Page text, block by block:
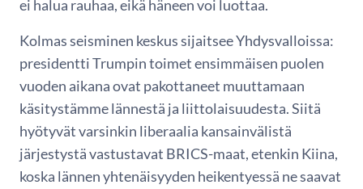
ei halua rauhaa, eikä häneen voi luottaa.
Kolmas seisminen keskus sijaitsee Yhdysvalloissa:
presidentti Trumpin toimet ensimmäisen puolen
vuoden aikana ovat pakottaneet muuttamaan
käsitystämme lännestä ja liittolaisuudesta. Siitä
hyötyvät varsinkin liberaalia kansainvälistä
järjestystä vastustavat BRICS-maat, etenkin Kiina,
koska lännen yhtenäisyyden heikentyessä ne saavat